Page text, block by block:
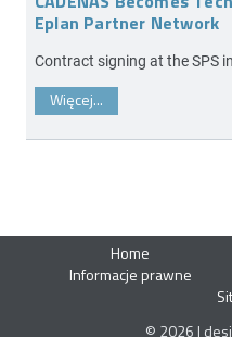
Eplan Partner Network
Contract signing at the SPS
Więcej...
Home
Informacje prawne
© 2026 |